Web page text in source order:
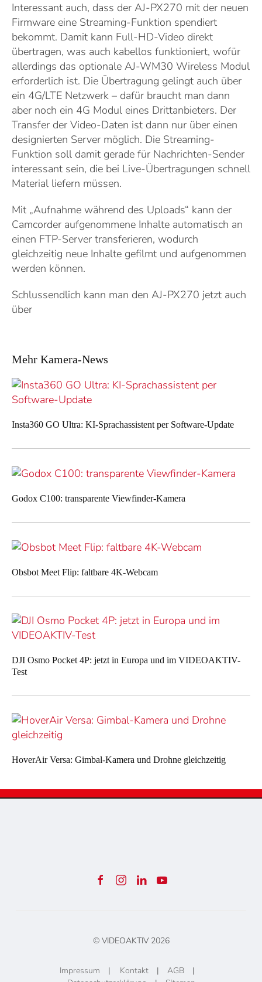
Interessant auch, dass der AJ-PX270 mit der neuen
Firmware eine Streaming-Funktion spendiert
bekommt. Damit kann Full-HD-Video direkt
übertragen, was auch kabellos funktioniert, wofür
allerdings das optionale AJ-WM30 Wireless Modul
erforderlich ist. Die Übertragung gelingt auch über
ein 4G/LTE Netzwerk – dafür braucht man dann
aber noch ein 4G Modul eines Drittanbieters. Der
Transfer der Video-Daten ist dann nur über einen
designierten Server möglich. Die Streaming-
Funktion soll damit gerade für Nachrichten-Sender
interessant sein, die bei Live-Übertragungen schnell
Material liefern müssen.
Mit „Aufnahme während des Uploads“ kann der
Camcorder aufgenommene Inhalte automatisch an
einen FTP-Server transferieren, wodurch
gleichzeitig neue Inhalte gefilmt und aufgenommen
werden können.
Schlussendlich kann man den AJ-PX270 jetzt auch
über
Mehr Kamera-News
Insta360 GO Ultra: KI-Sprachassistent per Software-Update
Godox C100: transparente Viewfinder-Kamera
Obsbot Meet Flip: faltbare 4K-Webcam
DJI Osmo Pocket 4P: jetzt in Europa und im VIDEOAKTIV-
Test
HoverAir Versa: Gimbal-Kamera und Drohne gleichzeitig
© VIDEOAKTIV 2026
Impressum | Kontakt| AGB|